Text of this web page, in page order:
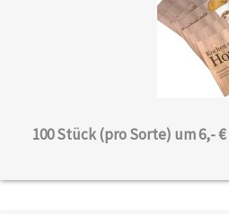
100 Stück (pro Sorte) um 6,- €